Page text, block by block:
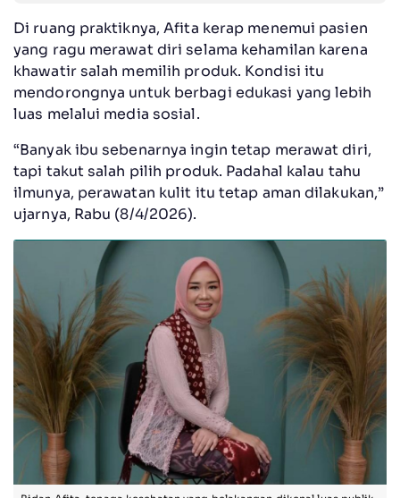
Di ruang praktiknya, Afita kerap menemui pasien
yang ragu merawat diri selama kehamilan karena
khawatir salah memilih produk. Kondisi itu
mendorongnya untuk berbagi edukasi yang lebih
luas melalui media sosial.
“Banyak ibu sebenarnya ingin tetap merawat diri,
tapi takut salah pilih produk. Padahal kalau tahu
ilmunya, perawatan kulit itu tetap aman dilakukan,”
ujarnya, Rabu (8/4/2026).